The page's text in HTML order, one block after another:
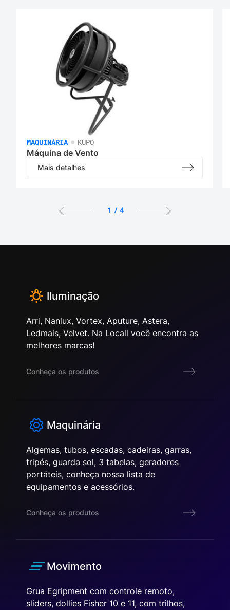
MAQUINÁRIA• KUPO
Máquina de Vento
Mais detalhes
1 / 4
Iluminação
Arri, Nanlux, Vortex, Aputure, Astera,
Ledmais, Velvet. Na Locall você encontra as
melhores marcas!
Conheça os produtos
Maquinária
Algemas, tubos, escadas, cadeiras, garras,
tripés, guarda sol, 3 tabelas, geradores
portáteis, conheça nossa lista de
equipamentos e acessórios.
Conheça os produtos
Movimento
Grua Egripment com controle remoto,
sliders, dollies Fisher 10 e 11, com trilhos,